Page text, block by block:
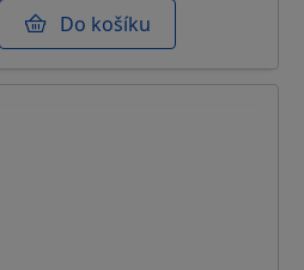
Do košíku